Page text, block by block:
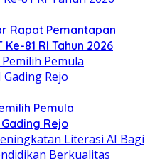
Rapat Pemantapan
81 RI Tahun 2026
Pemula
Rejo